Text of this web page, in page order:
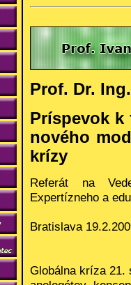
Prof. Dr.
Príspevok k
nového
krízy
Referát na
Expertízneho a
Bratislava
Globálna kríza 21.